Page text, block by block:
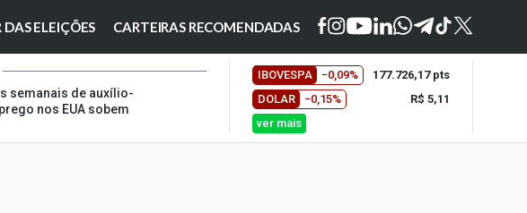
DAS ELEIÇÕES CARTEIRAS RECOMENDADAS
semanais de auxílio-
nos EUA sobem
IBOVESPA −0,09%
177.726,17 pts
DOLAR
−0,15%
R$ 5,11
ver mais